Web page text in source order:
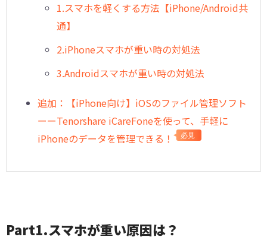
1.スマホを軽くする方法【iPhone/Android共
通】
2.iPhoneスマホが重い時の対処法
3.Androidスマホが重い時の対処法
︎追加：【iPhone向け】iOSのファイル管理ソフト
ーーTenorshare iCareFoneを使って、手軽に
iPhoneのデータを管理できる！
必見
Part1.スマホが重い原因は？